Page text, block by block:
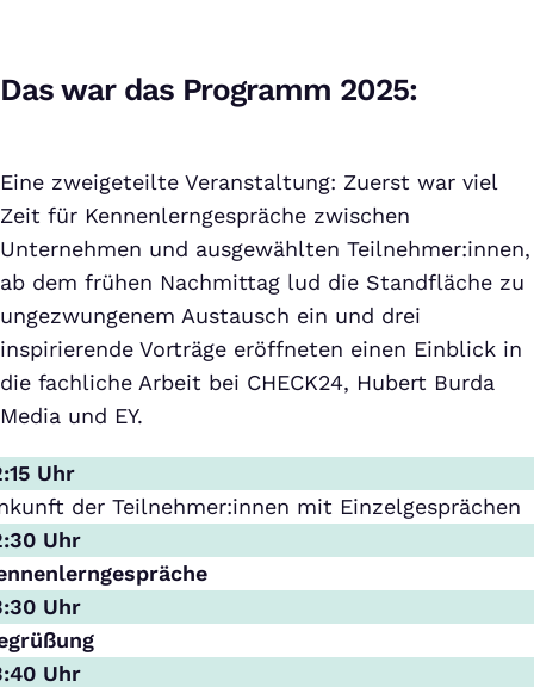
Das war das Programm 2025:
Eine zweigeteilte Veranstaltung: Zuerst war viel
Zeit für Kennenlerngespräche zwischen
Unternehmen und ausgewählten Teilnehmer:innen,
ab dem frühen Nachmittag lud die Standfläche zu
ungezwungenem Austausch ein und drei
inspirierende Vorträge eröffneten einen Einblick in
die fachliche Arbeit bei CHECK24, Hubert Burda
Media und EY.
Uhr
der Teilnehmer:innen mit Einzelgesprächen
Uhr
Uhr
Uhr